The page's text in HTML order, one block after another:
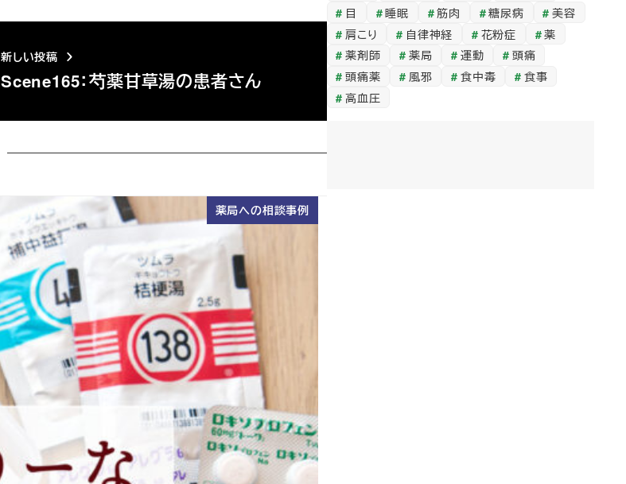
新しい投稿
Scene165：芍薬甘草湯の患者さん
薬局への相談事例
目
睡眠 筋肉 糖尿病
美容
肩こり
自律神経 花粉症
薬
薬剤師
薬局 運動
頭痛
頭痛薬
風邪 食中毒
食事
高血圧